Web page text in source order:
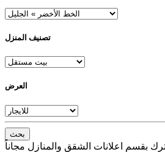
تصنيف المنزل
العرض
بحث